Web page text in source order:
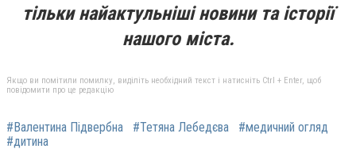
тільки найактульніші новини та історії
нашого міста.
Якщо ви помітили помилку, виділіть необхідний текст і натисніть Ctrl + Enter, щоб
повідомити про це редакцію
#Валентина Підвербна #Тетяна Лебедєва
#медичний огляд
#дитина